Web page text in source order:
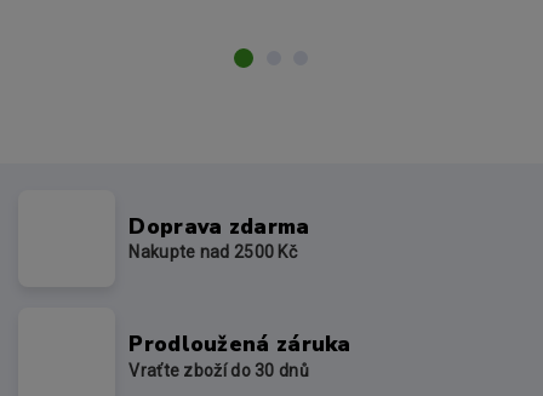
Doprava zdarma
Nakupte nad 2500 Kč
Prodloužená záruka
Vraťte zboží do 30 dnů